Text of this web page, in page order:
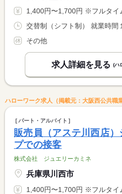
1,400円〜1,700円 ※フルタイム求人の場合は月額（換算額
その他
求人詳細を見る (ハ
ハローワーク求人（掲載元：大阪西公共職
パート・アルバイト
販売員（アステ川西店
プでの接客
株式会社 ジュエリーカミネ
兵庫県川西市
1,400円〜1,700円 ※フルタイム求人の場合は月額（換算額